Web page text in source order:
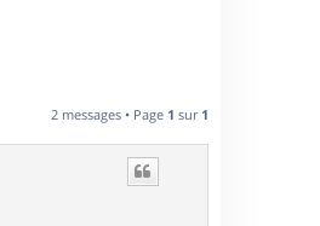
2 messages • Page 1 sur 1